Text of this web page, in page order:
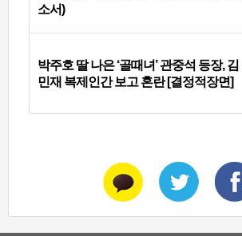
소서)
박주호 딸 나은 ‘골때녀’ 관중석 등장, 김
민재 복제인간 보고 혼란 [결정적장면]